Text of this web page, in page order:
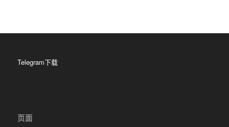
Telegram下载
页面